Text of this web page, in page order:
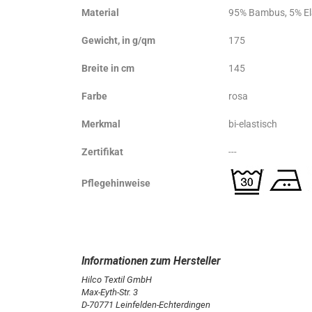
Material 95% Bambus, 5%
Gewicht, in g/qm 175
Breite in cm 145
Farbe rosa
Merkmal bi-elastisch
Zertifikat ---
Pflegehinweise
Hilco Textil GmbH
Max-Eyth-Str. 3
D-70771 Leinfelden-Echterdingen